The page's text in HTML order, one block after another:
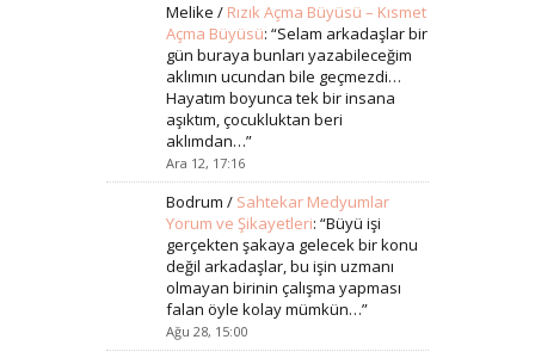
Melike / Rızık Açma Büyüsü – Kısmet
Açma Büyüsü: “Selam arkadaşlar bir
gün buraya bunları yazabileceğim
aklımın ucundan bile geçmezdi…
Hayatım boyunca tek bir insana
aşıktım, çocukluktan beri
aklımdan…”
Ara 12, 17:16
Bodrum / Sahtekar Medyumlar
Yorum ve Şikayetleri: “Büyü işi
gerçekten şakaya gelecek bir konu
değil arkadaşlar, bu işin uzmanı
olmayan birinin çalışma yapması
falan öyle kolay mümkün…”
Ağu 28, 15:00